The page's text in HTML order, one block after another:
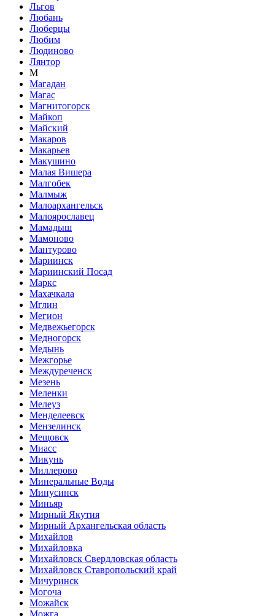
Льгов
Любань
Люберцы
Любим
Людиново
Лянтор
М
Магадан
Магас
Магнитогорск
Майкоп
Майский
Макаров
Макарьев
Макушино
Малая Вишера
Малгобек
Малмыж
Малоархангельск
Малоярославец
Мамадыш
Мамоново
Мантурово
Мариинск
Мариинский Посад
Маркс
Махачкала
Мглин
Мегион
Медвежьегорск
Медногорск
Медынь
Межгорье
Междуреченск
Мезень
Меленки
Мелеуз
Менделеевск
Мензелинск
Мещовск
Миасс
Микунь
Миллерово
Минеральные Воды
Минусинск
Миньяр
Мирный Якутия
Мирный Архангельская область
Михайлов
Михайловка
Михайловск Свердловская область
Михайловск Ставропольский край
Мичуринск
Могоча
Можайск
Можга